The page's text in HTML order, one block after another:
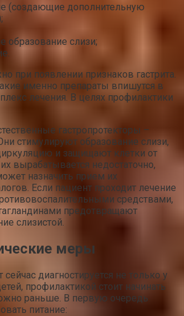
(создающие дополнительную
образование слизи;
при появлении признаков гастрита.
именно препараты впишутся в
лечения. В целях профилактики
гастропротекторы –
стимулируют образование слизи,
и защищают клетки от
вырабатывается недостаточно,
назначить прием их
Если пациент проходит лечение
средствами,
предотвращают
слизистой.
меры
сейчас диагностируется не только у
профилактикой стоит начинать
раньше. В первую очередь
питание: